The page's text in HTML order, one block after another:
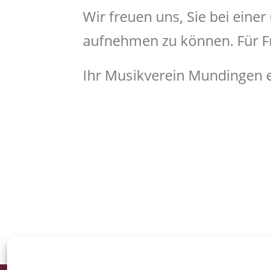
Wir freuen uns, Sie bei
aufnehmen zu können. Für
Ihr Musikverein Mundingen